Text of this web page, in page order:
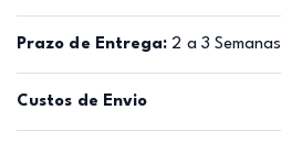
Prazo de Entrega: 2 a 3 Semanas
Custos de Envio